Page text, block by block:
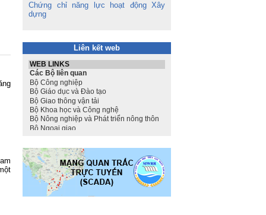
Chứng chỉ năng lực hoạt động Xây
dựng
Liên kết web